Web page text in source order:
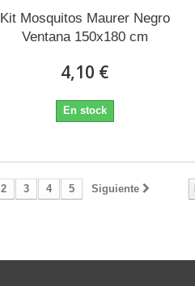
Kit Mosquitos Maurer Negro
Ventana 150x180 cm
4,10 €
En stock
2 3 4 5 Siguiente